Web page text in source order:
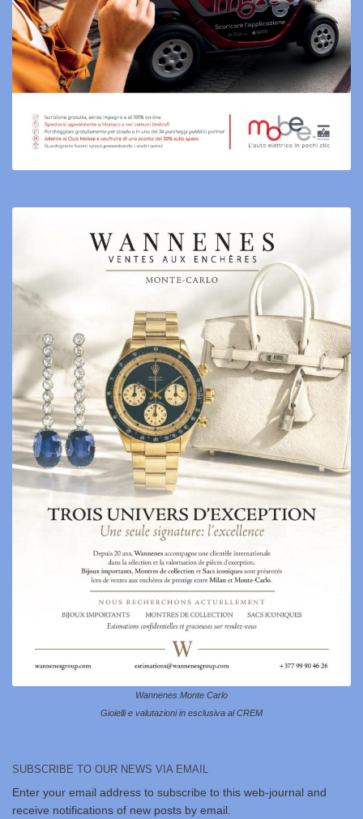
Wannenes Monte Carlo
Gioielli e valutazioni in esclusiva al CREM
SUBSCRIBE TO OUR NEWS VIA EMAIL
Enter your email address to subscribe to this web-journal and
receive notifications of new posts by email.